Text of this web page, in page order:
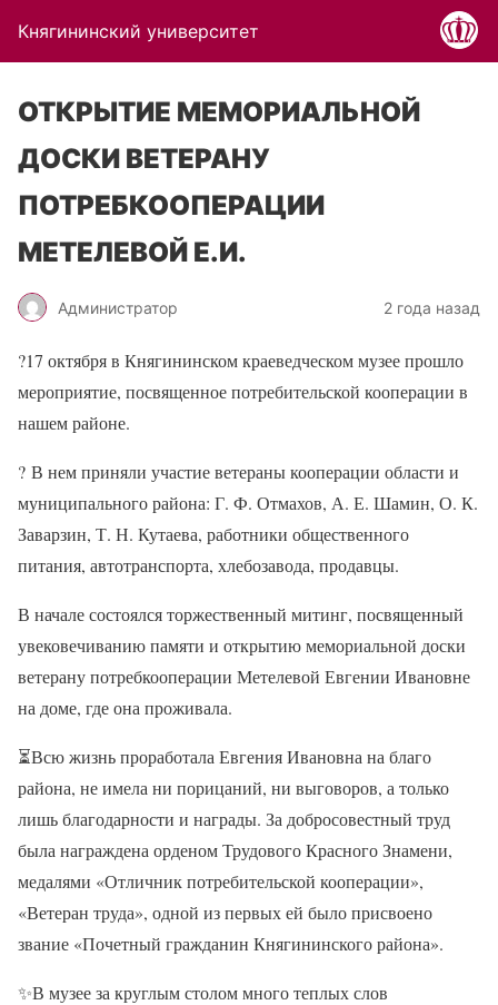
Княгининский университет
ОТКРЫТИЕ МЕМОРИАЛЬНОЙ
ДОСКИ ВЕТЕРАНУ
ПОТРЕБКООПЕРАЦИИ
МЕТЕЛЕВОЙ Е.И.
Администратор 2 года назад
?17 октября в Княгининском краеведческом музее прошло
мероприятие, посвященное потребительской кооперации в
нашем районе.
? В нем приняли участие ветераны кооперации области и
муниципального района: Г. Ф. Отмахов, А. Е. Шамин, О. К.
Заварзин, Т. Н. Кутаева, работники общественного
питания, автотранспорта, хлебозавода, продавцы.
В начале состоялся торжественный митинг, посвященный
увековечиванию памяти и открытию мемориальной доски
ветерану потребкооперации Метелевой Евгении Ивановне
на доме, где она проживала.
⏳Всю жизнь проработала Евгения Ивановна на благо
района, не имела ни порицаний, ни выговоров, а только
лишь благодарности и награды. За добросовестный труд
была награждена орденом Трудового Красного Знамени,
медалями «Отличник потребительской кооперации»,
«Ветеран труда», одной из первых ей было присвоено
звание «Почетный гражданин Княгининского района».
✨В музее за круглым столом много теплых слов